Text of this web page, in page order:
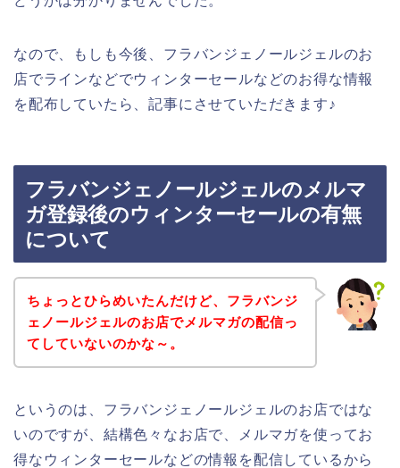
なので、もしも今後、フラバンジェノールジェルのお
店でラインなどでウィンターセールなどのお得な情報
を配布していたら、記事にさせていただきます♪
フラバンジェノールジェルのメルマ
ガ登録後のウィンターセールの有無
について
ちょっとひらめいたんだけど、フラバンジ
ェノールジェルのお店でメルマガの配信っ
てしていないのかな～。
というのは、フラバンジェノールジェルのお店ではな
いのですが、結構色々なお店で、メルマガを使ってお
得なウィンターセールなどの情報を配信しているから